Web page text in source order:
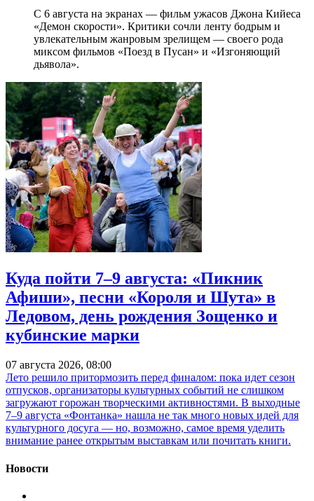
С 6 августа на экранах — фильм ужасов Джона Кийеса
«Демон скорости». Критики сочли ленту бодрым и
увлекательным жанровым зрелищeм — своего рода
миксом фильмов «Поезд в Пусан» и «Изгоняющий
дьявола».
Куда пойти 7–9 августа: «Пикник
Афиши», песни «Короля и Шута» в
Ледовом, день рождения Зощенко и
кубинские марки
07 августа 2026, 08:00
Лето решило притормозить перед финалом: пока идет сезон
отпусков, организаторы культурных событий не слишком
загружают горожан творческими активностями. В выходные
7–9 августа «Фонтанка» нашла не так много новых идей для
культурного досуга — но, возможно, самое время уделить
внимание ранее открытым выставкам или почитать книги.
Новости